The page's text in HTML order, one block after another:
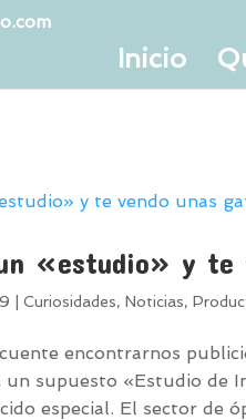
Inicio
«estudio» y te
|Curiosidades,Noticias,
encontrarnos
supuesto «Estudio de
especial. El sector de